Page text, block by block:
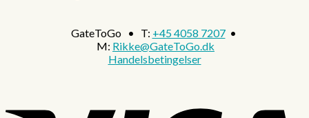
GateToGo • T: +45 4058 7207•
M: Rikke@GateToGo.dk
Handelsbetingelser